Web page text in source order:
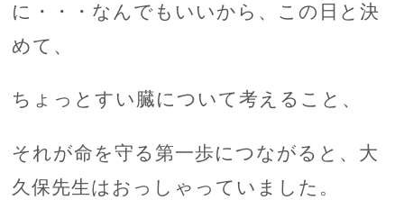
に・・・なんでもいいから、この日と決
めて、
ちょっとすい臓について考えること、
それが命を守る第一歩につながると、大
久保先生はおっしゃっていました。